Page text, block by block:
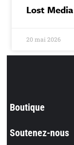
Lost
20 mai 2026
Boutique
Soutenez-nous